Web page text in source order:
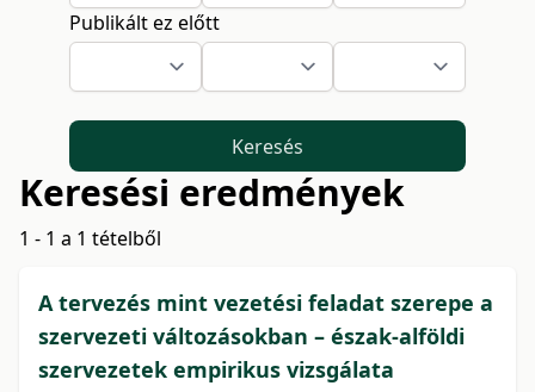
Publikált ez előtt
Keresés
Keresési eredmények
1 - 1 a 1 tételből
A tervezés mint vezetési feladat szerepe a
szervezeti változásokban – észak-alföldi
szervezetek empirikus vizsgálata